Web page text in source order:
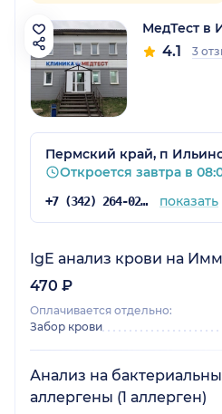
МедТест в
4.1 3
Пермский край, п
Откроется завтра в
+7 (342) 264-02-09 показать
IgE анализ крови на
470 ₽
Оплачивается отдельно:
Забор крови
Анализ на
аллергены (1 аллерген)